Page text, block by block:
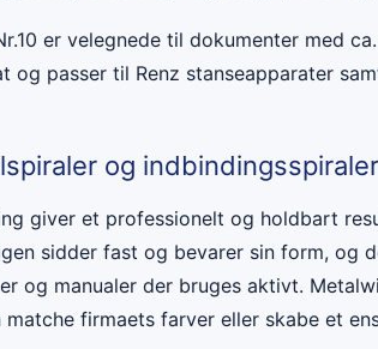
er velegnede til dokumenter med
og passer til Renz stanseapparater
og
giver et professionelt og holdbart
sidder fast og bevarer sin form, og
og manualer der bruges aktivt.
matche firmaets farver eller skabe et